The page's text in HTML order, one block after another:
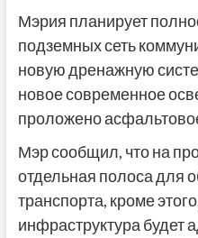
Мэрия планирует
подземных сеть
новую дренажную
новое современное
проложено
Мэр сообщил, что на
отдельная полоса для
транспорта, кроме
инфраструктура будет